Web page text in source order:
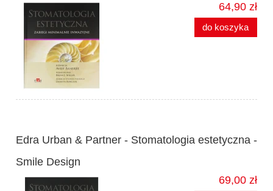
64,90 zł
do koszyka
Edra Urban & Partner - Stomatologia estetyczna -
Smile Design
69,00 zł